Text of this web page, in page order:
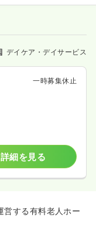
デイケア・デイサービス
一時募集休止
詳細を見る
営する有料老人ホー